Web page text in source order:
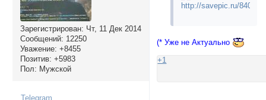
Зарегистрирован: Чт, 11 Дек 2014
Сообщений: 12250
Уважение: +8455
Позитив: +5983
Пол: Мужской
(* Уже не Актуально
+1
Telegram